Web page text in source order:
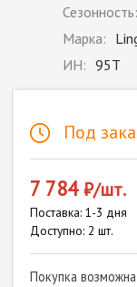
Сезонность:
Марка:
ИН: 95T
Под
7 784₽/шт.
Поставка: 1-3 дня
Доступно: 2 шт.
Покупка